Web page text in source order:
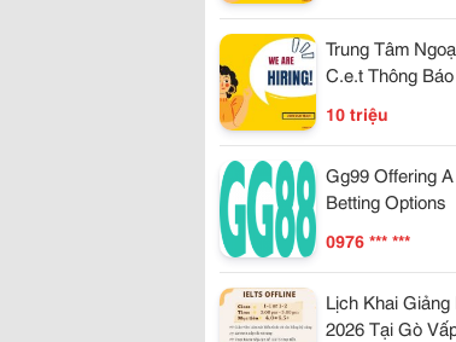
Trung Tâm
C.e.t Thông
10 triệu
Gg99 Offering
Betting Options
0976 *** ***
Lịch Khai
2026 Tại Gò